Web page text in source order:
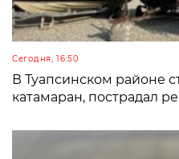
Сегодня, 16:50
В Туапсинском районе
катамаран, пострадал